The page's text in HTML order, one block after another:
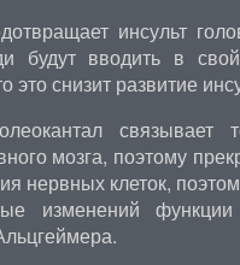
инсульт
будут вводить в
это снизит развитие
связывает
мозга, поэтому
нервных клеток,
изменений